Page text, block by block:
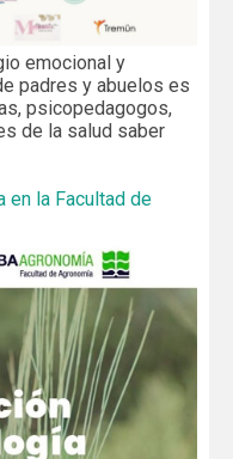
emocional y
padres y abuelos es
psicopedagogos,
de la salud saber
en la Facultad de